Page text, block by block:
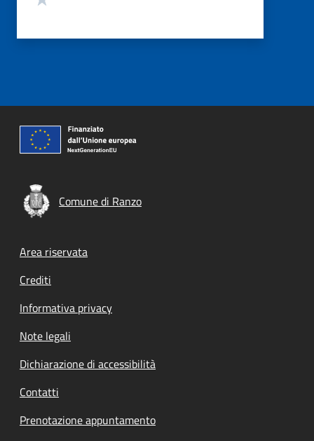
Comune di Ranzo
Footer menu
Area riservata
Crediti
Informativa privacy
Note legali
Dichiarazione di accessibilità
Contatti
Prenotazione appuntamento